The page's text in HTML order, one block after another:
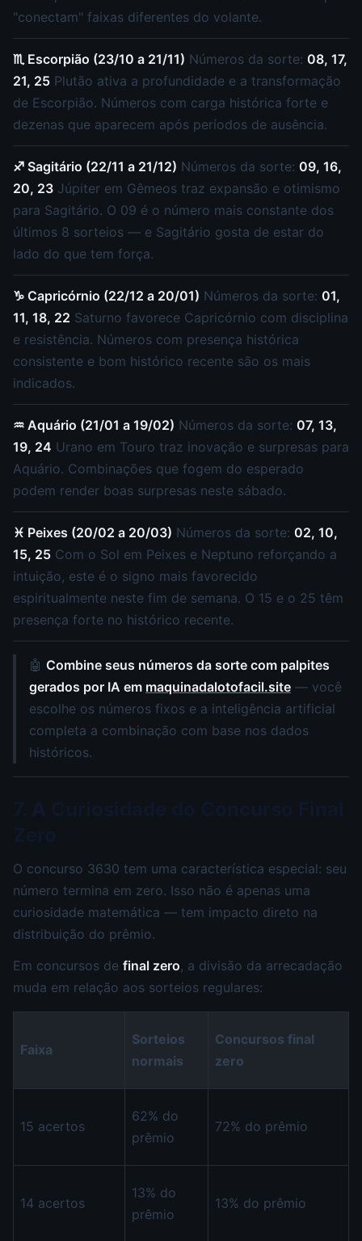
"conectam" faixas diferentes do volante.
♏ Escorpião (23/10 a 21/11) Números da sorte: 08, 17,
21, 25 Plutão ativa a profundidade e a transformação
de Escorpião. Números com carga histórica forte e
dezenas que aparecem após períodos de ausência.
♐ Sagitário (22/11 a 21/12) Números da sorte: 09, 16,
20, 23 Júpiter em Gêmeos traz expansão e otimismo
para Sagitário. O 09 é o número mais constante dos
últimos 8 sorteios — e Sagitário gosta de estar do
lado do que tem força.
♑ Capricórnio (22/12 a 20/01) Números da sorte: 01,
11, 18, 22 Saturno favorece Capricórnio com disciplina
e resistência. Números com presença histórica
consistente e bom histórico recente são os mais
indicados.
♒ Aquário (21/01 a 19/02) Números da sorte: 07, 13,
19, 24 Urano em Touro traz inovação e surpresas para
Aquário. Combinações que fogem do esperado
podem render boas surpresas neste sábado.
♓ Peixes (20/02 a 20/03) Números da sorte: 02, 10,
15, 25 Com o Sol em Peixes e Neptuno reforçando a
intuição, este é o signo mais favorecido
espiritualmente neste fim de semana. O 15 e o 25 têm
presença forte no histórico recente.
🤖 Combine seus números da sorte com palpites
gerados por IA em maquinadalotofacil.site — você
escolhe os números fixos e a inteligência artificial
completa a combinação com base nos dados
históricos.
O concurso 3630 tem uma característica especial: seu
número termina em zero. Isso não é apenas uma
curiosidade matemática — tem impacto direto na
distribuição do prêmio.
Em concursos de final zero, a divisão da arrecadação
muda em relação aos sorteios regulares:
Faixa
Sorteios
normais
Concursos final
zero
15 acertos
62% do
prêmio
72% do prêmio
14 acertos
13% do
prêmio
13% do prêmio